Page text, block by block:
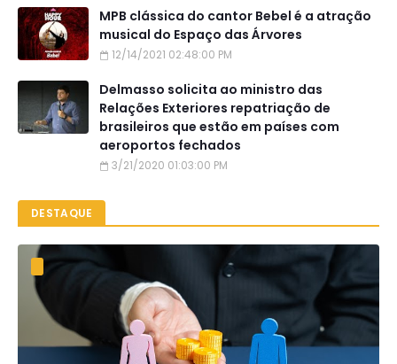
MPB clássica do cantor Bebel é a atração
musical do Espaço das Árvores
12/14/2021 02:48:00 PM
Delmasso solicita ao ministro das
Relações Exteriores repatriação de
brasileiros que estão em países com
aeroportos fechados
3/21/2020 01:03:00 PM
DESTAQUE